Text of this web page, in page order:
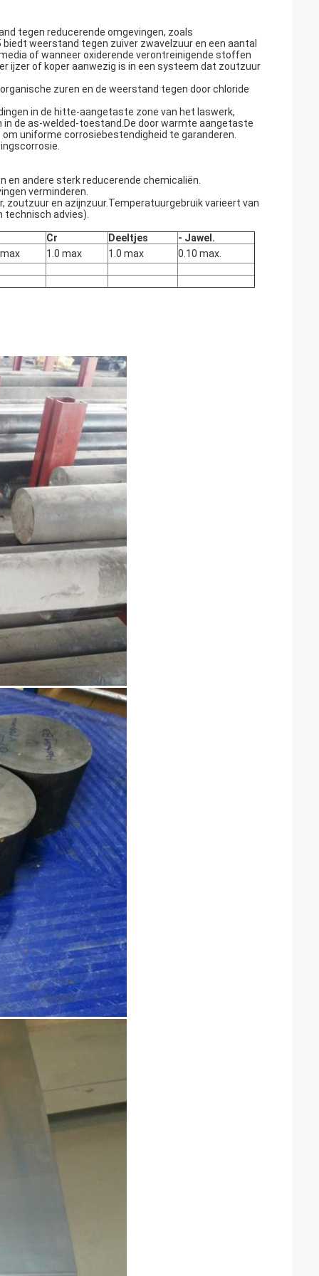
tegen reducerende omgevingen, zoals
weerstand tegen zuiver zwavelzuur en een aantal
of wanneer oxiderende verontreinigende stoffen
ijzer of koper aanwezig is in een systeem dat zoutzuur
zuren en de weerstand tegen door chloride
in de hitte-aangetaste zone van het laswerk,
de as-welded-toestand.De door warmte aangetaste
uniforme corrosiebestendigheid te garanderen.
andere sterk reducerende chemicaliën.
verminderen.
en azijnzuur.Temperatuurgebruik varieert van
technisch advies).
Cr Deeltjes
- Jawel.
1.0 max 1.0 max
0.10 max.